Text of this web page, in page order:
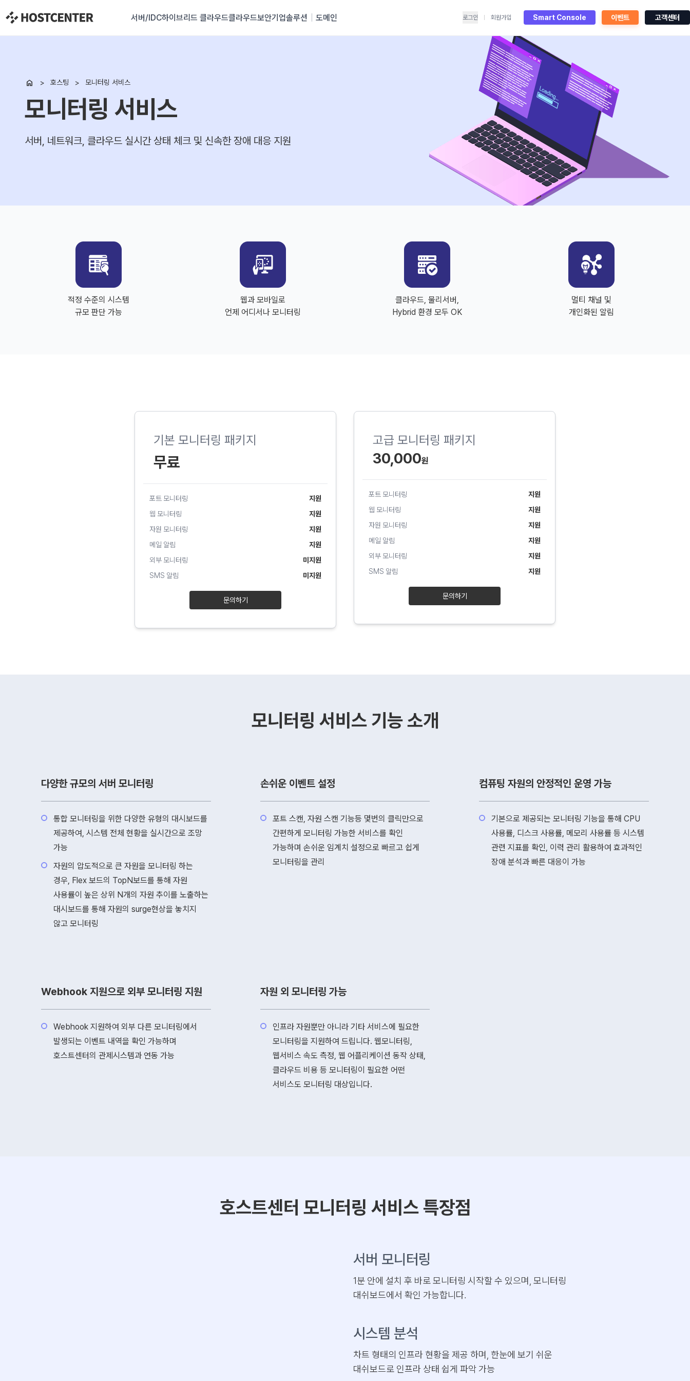
서버/IDC하이브리드 클라우드클라우드보안기업솔루션 도메인 로그인 회원가입 Smart Console 이벤트 고객센터
 호스팅 모니터링 서비스
모니터링 서비스
서버, 네트워크, 클라우드 실시간 상태 체크 및 신속한 장애 대응 지원
적정 수준의 시스템
규모 판단 가능
웹과 모바일로
언제 어디서나 모니터링
클라우드, 물리서버,
Hybrid 환경 모두 OK
멀티 채널 및
개인화된 알림
기본 모니터링 패키지
무료
포트 모니터링
지원
웹 모니터링
지원
자원 모니터링
지원
메일 알림
지원
외부 모니터링
미지원
SMS 알림
미지원
문의하기
고급 모니터링 패키지
30,000
포트 모니터링
지원
웹 모니터링
지원
자원 모니터링
지원
메일 알림
지원
외부 모니터링
지원
SMS 알림
지원
문의하기
모니터링 서비스 기능 소개
다양한 규모의 서버 모니터링
통합 모니터링을 위한 다양한 유형의 대시보드를
제공하여, 시스템 전체 현황을 실시간으로 조망
가능
자원의 압도적으로 큰 자원을 모니터링 하는
경우, Flex 보드의 TopN보드를 통해 자원
사용률이 높은 상위 N개의 자원 추이를 노출하는
대시보드를 통해 자원의 surge현상을 놓치지
않고 모니터링
손쉬운 이벤트 설정
포트 스캔, 자원 스캔 기능등 몇번의 클릭만으로
간편하게 모니터링 가능한 서비스를 확인
가능하며 손쉬운 임계치 설정으로 빠르고 쉽게
모니터링을 관리
컴퓨팅 자원의 안정적인 운영 가능
기본으로 제공되는 모니터링 기능을 통해 CPU
사용률, 디스크 사용률, 메모리 사용률 등 시스템
관련 지표를 확인, 이력 관리 활용하여 효과적인
장애 분석과 빠른 대응이 가능
Webhook 지원으로 외부 모니터링 지원
Webhook 지원하여 외부 다른 모니터링에서
발생되는 이벤트 내역을 확인 가능하며
호스트센터의 관제시스템과 연동 가능
자원 외 모니터링 가능
인프라 자원뿐만 아니라 기타 서비스에 필요한
모니터링을 지원하여 드립니다. 웹모니터링,
웹서비스 속도 측정, 웹 어플리케이션 동작 상태,
클라우드 비용 등 모니터링이 필요한 어떤
서비스도 모니터링 대상입니다.
호스트센터 모니터링 서비스 특장점
서버 모니터링
1분 안에 설치 후 바로 모니터링 시작할 수 있으며, 모니터링
대쉬보드에서 확인 가능합니다.
시스템 분석
차트 형태의 인프라 현황을 제공 하며, 한눈에 보기 쉬운
대쉬보드로 인프라 상태 쉽게 파악 가능